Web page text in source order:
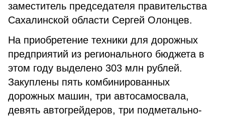
заместитель председателя правительства
Сахалинской области Сергей Олонцев.
На приобретение техники для дорожных
предприятий из регионального бюджета в
этом году выделено 303 млн рублей.
Закуплены пять комбинированных
дорожных машин, три автосамосвала,
девять автогрейдеров, три подметально-